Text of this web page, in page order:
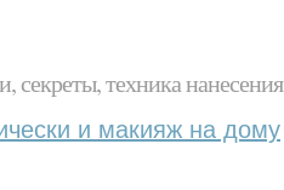
секреты, техника нанесения
и макияж на дому